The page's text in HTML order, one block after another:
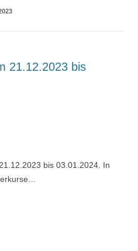
21.12.2023 bis
bis 03.01.2024. In